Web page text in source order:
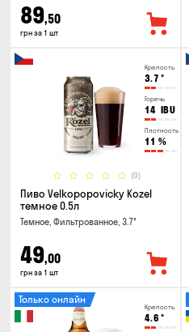
89,50
грн за 1 шт
Крепость
3.7 °
Горечь
14 IBU
Плотность
11 %
(0)
Пиво Velkopopovicky Kozel
темное 0.5л
Темное, Фильтрованное, 3.7°
49,00
грн за 1 шт
Крепость
4.6 °
Только онлайн